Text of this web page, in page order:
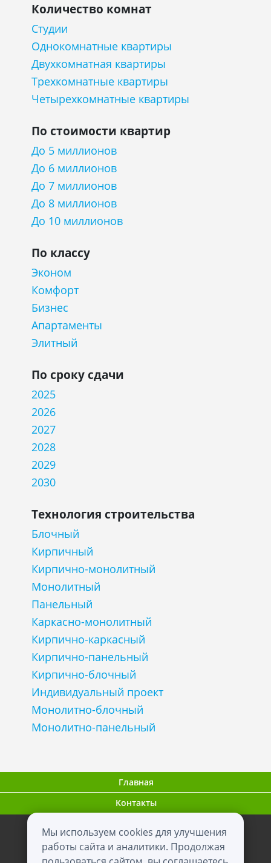
Мы используем cookies для улучшения
работы сайта и аналитики. Продолжая
Количество комнат
Студии
Однокомнатные квартиры
Двухкомнатная квартиры
Трехкомнатные квартиры
Четырехкомнатные квартиры
По стоимости квартир
До 5 миллионов
До 6 миллионов
До 7 миллионов
До 8 миллионов
До 10 миллионов
По классу
Эконом
Комфорт
Бизнес
Апартаменты
Элитный
По сроку сдачи
2025
2026
2027
2028
2029
2030
Технология строительства
Блочный
Кирпичный
Кирпично-монолитный
Монолитный
Панельный
Каркасно-монолитный
Кирпично-каркасный
Кирпично-панельный
Кирпично-блочный
Индивидуальный проект
Монолитно-блочный
Монолитно-панельный
Главная
Контакты
ООО "ВНовостройке.ру"
2012 - 2026